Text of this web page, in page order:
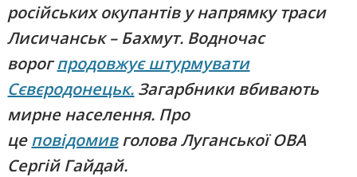
російських окупантів у напрямку траси
Лисичанськ – Бахмут. Водночас
ворогпродовжує штурмувати
Сєвєродонецьк. Загарбники вбивають
мирне населення. Про
цеповідомивголова Луганської ОВА
Сергій Гайдай.